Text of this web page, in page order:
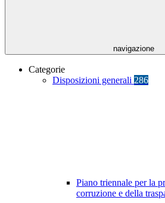
navigazione
Categorie
Disposizioni generali 286
Piano triennale per la
corruzione e della